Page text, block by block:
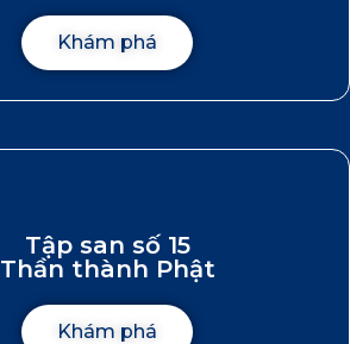
Khám phá
Tập san số 15
Thần thành Phật
Khám phá